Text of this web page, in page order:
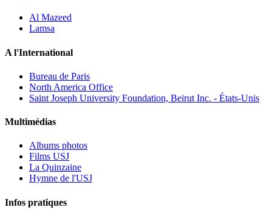
Al Mazeed
Lamsa
A l'International
Bureau de Paris
North America Office
Saint Joseph University Foundation, Beirut Inc. - États-Unis
Multimédias
Albums photos
Films USJ
La Quinzaine
Hymne de l'USJ
Infos pratiques